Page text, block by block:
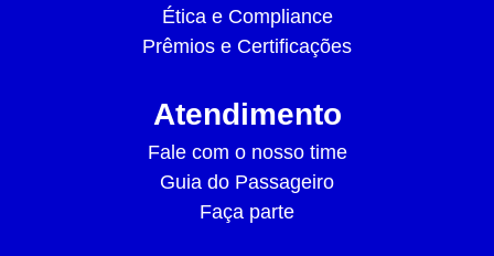
Ética e Compliance
Prêmios e Certificações
Atendimento
Fale com o nosso time
Guia do Passageiro
Faça parte